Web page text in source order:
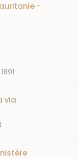
-
via